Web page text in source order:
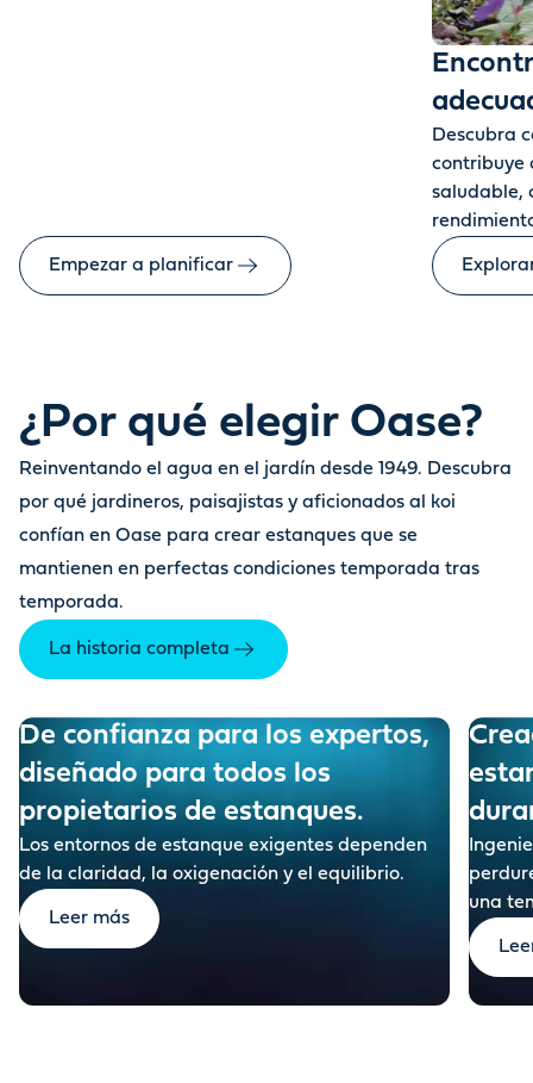
Empezar a planificar
Descubra
contribuye
saludable,
¿Por qué elegir Oase?
Reinventando el agua en el jardín desde 1949. Descubra
por qué jardineros, paisajistas y aficionados al koi
confían en Oase para crear estanques que se
mantienen en perfectas condiciones temporada tras
temporada.
La historia completa
De confianza para los expertos,
diseñado para todos los
Los entornos de estanque exigentes dependen
de la claridad, la oxigenación y el equilibrio.
Leer más
una